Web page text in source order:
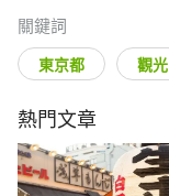
關鍵詞
東京都 觀光
熱門文章